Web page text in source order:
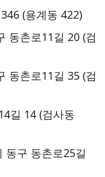
(용계동 422)
동촌로11길 20 (검
동촌로11길 35 (검
길 14 (검사동
동구 동촌로25길